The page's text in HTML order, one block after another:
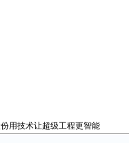
用技术让超级工程更智能